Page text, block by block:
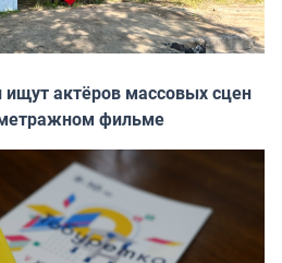
актёров массовых сцен
фильме